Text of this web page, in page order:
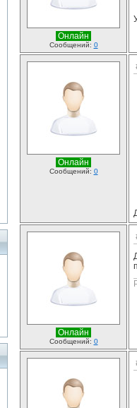
Онлайн
Сообщений: 0
Онлайн
Сообщений: 0
Онлайн
Сообщений: 0